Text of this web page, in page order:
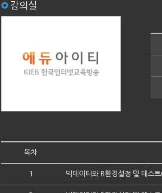
강의실
목차
1 빅데이터와 R환경설정 및 테스